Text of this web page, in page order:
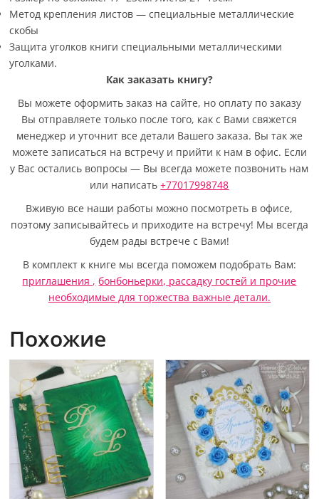
Метод крепления листов — специальные металлические
скобы
Защита уголков книги специальными металлическими
уголками.
Как заказать книгу?
Вы можете оформить заказ на сайте, но оплату по заказу
Вы отправляете только после того, как с Вами свяжется
менеджер и уточнит все детали Вашего заказа. Вы так же
можете записаться на встречу и прийти к нам в офис. Если
у Вас остались вопросы — Вы всегда можете позвонить нам
или написать+77017998748
Вживую все наши работы можно посмотреть в офисе,
поэтому записывайтесь и приходите на встречу! Мы всегда
будем рады встрече с Вами!
В комплект к книге мы всегда поможем подобрать Вам:
приглашения , бонбоньерки, рассадку гостей и прочие
необходимые для торжества важные детали.
Похожие